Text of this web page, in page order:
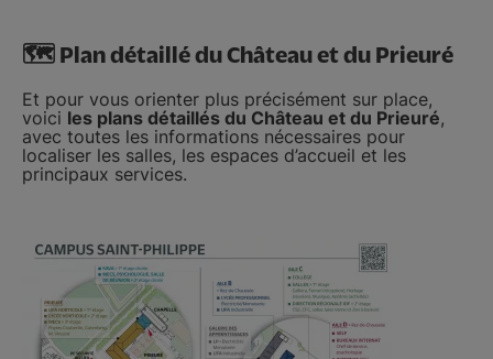
🗺️ Plan détaillé du Château et du Prieuré
Et pour vous orienter plus précisément sur place,
voici les plans détaillés du Château et du Prieuré,
avec toutes les informations nécessaires pour
localiser les salles, les espaces d’accueil et les
principaux services.